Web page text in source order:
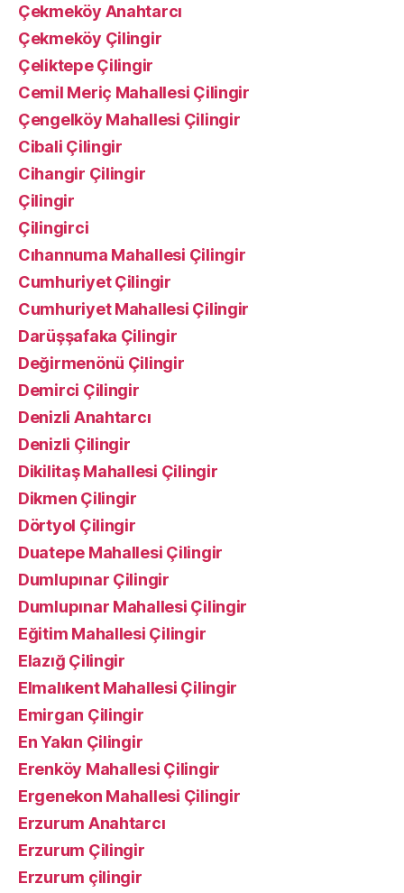
Çekmeköy Anahtarcı
Çekmeköy Çilingir
Çeliktepe Çilingir
Cemil Meriç Mahallesi Çilingir
Çengelköy Mahallesi Çilingir
Cibali Çilingir
Cihangir Çilingir
Çilingir
Çilingirci
Cıhannuma Mahallesi Çilingir
Cumhuriyet Çilingir
Cumhuriyet Mahallesi Çilingir
Darüşşafaka Çilingir
Değirmenönü Çilingir
Demirci Çilingir
Denizli Anahtarcı
Denizli Çilingir
Dikilitaş Mahallesi Çilingir
Dikmen Çilingir
Dörtyol Çilingir
Duatepe Mahallesi Çilingir
Dumlupınar Çilingir
Dumlupınar Mahallesi Çilingir
Eğitim Mahallesi Çilingir
Elazığ Çilingir
Elmalıkent Mahallesi Çilingir
Emirgan Çilingir
En Yakın Çilingir
Erenköy Mahallesi Çilingir
Ergenekon Mahallesi Çilingir
Erzurum Anahtarcı
Erzurum Çilingir
Erzurum çilingir